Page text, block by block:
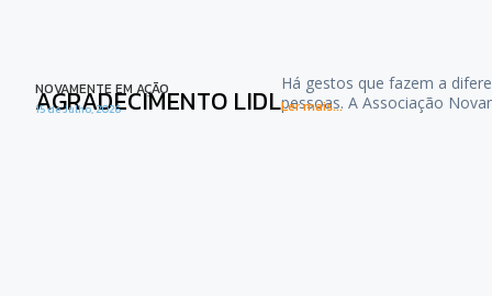
NOVAMENTE EM AÇÃO
AGRADECIMENTO LIDL
15 de Julho, 2026
Há gestos que fazem a
pessoas. A Associação
Ler mais...